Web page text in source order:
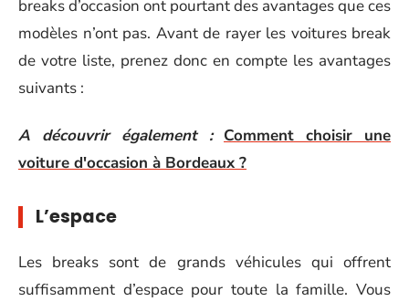
breaks d’occasion ont pourtant des avantages que ces
modèles n’ont pas. Avant de rayer les voitures break
de votre liste, prenez donc en compte les avantages
suivants :
A découvrir également : Comment choisir une
voiture d'occasion à Bordeaux ?
L’espace
Les breaks sont de grands véhicules qui offrent
suffisamment d’espace pour toute la famille. Vous